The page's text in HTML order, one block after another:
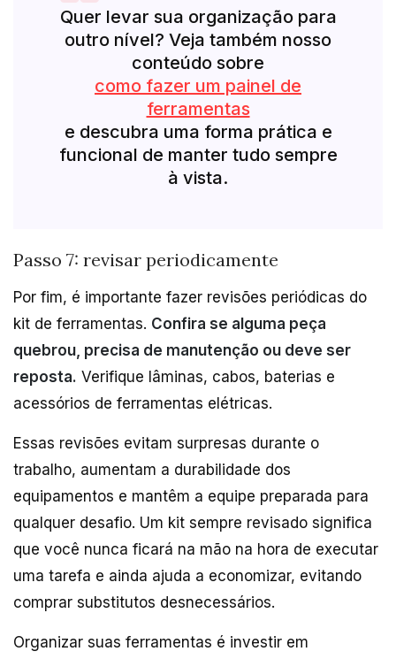
Quer levar sua organização para
outro nível? Veja também nosso
conteúdo sobre
como fazer um painel de
ferramentas
e descubra uma forma prática e
funcional de manter tudo sempre
à vista.
Passo 7: revisar periodicamente
Por fim, é importante fazer revisões periódicas do
kit de ferramentas. Confira se alguma peça
quebrou, precisa de manutenção ou deve ser
reposta. Verifique lâminas, cabos, baterias e
acessórios de ferramentas elétricas.
Essas revisões evitam surpresas durante o
trabalho, aumentam a durabilidade dos
equipamentos e mantêm a equipe preparada para
qualquer desafio. Um kit sempre revisado significa
que você nunca ficará na mão na hora de executar
uma tarefa e ainda ajuda a economizar, evitando
comprar substitutos desnecessários.
Organizar suas ferramentas é investir em